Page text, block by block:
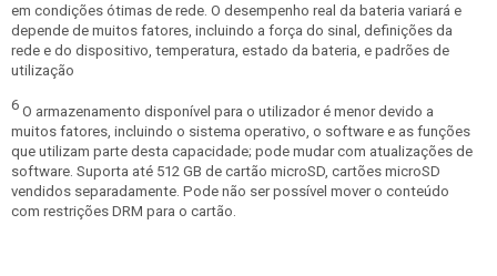
em condições ótimas de rede. O desempenho real da bateria variará e
depende de muitos fatores, incluindo a força do sinal, definições da
rede e do dispositivo, temperatura, estado da bateria, e padrões de
utilização
6 O armazenamento disponível para o utilizador é menor devido a
muitos fatores, incluindo o sistema operativo, o software e as funções
que utilizam parte desta capacidade; pode mudar com atualizações de
software. Suporta até 512 GB de cartão microSD, cartões microSD
vendidos separadamente. Pode não ser possível mover o conteúdo
com restrições DRM para o cartão.